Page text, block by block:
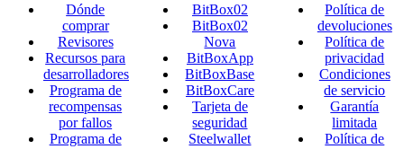
Dónde
comprar
Revisores
Recursos para
desarrolladores
Programa de
recompensas
por fallos
Programa de
BitBox02
BitBox02
Nova
BitBoxApp
BitBoxBase
BitBoxCare
Tarjeta de
seguridad
Steelwallet
Política de
devoluciones
Política de
privacidad
Condiciones
de servicio
Garantía
limitada
Política de